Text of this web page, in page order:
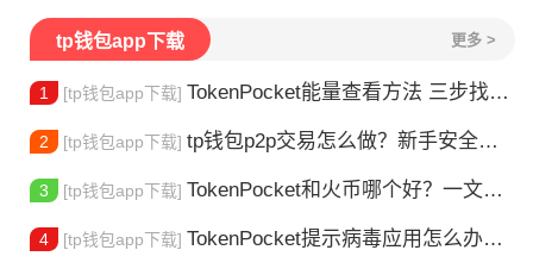
tp钱包app下载 更多 >
1 [tp钱包app下载] TokenPocket能量查看方法 三步找到TRX能量余额
2 [tp钱包app下载] tp钱包p2p交易怎么做？新手安全指南
3 [tp钱包app下载] TokenPocket和火币哪个好？一文帮你理清选择
4 [tp钱包app下载] TokenPocket提示病毒应用怎么办？原因全解析